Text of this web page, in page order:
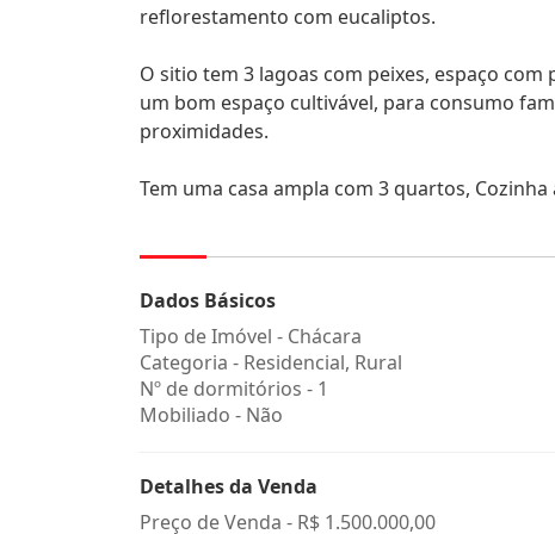
reflorestamento com eucaliptos.
O sitio tem 3 lagoas com peixes, espaço
um bom espaço cultivável, para consumo
proximidades.
Tem uma casa ampla com 3 quartos,
Dados Básicos
Tipo de Imóvel - Chácara
Categoria - Residencial, Rural
Nº de dormitórios - 1
Mobiliado - Não
Detalhes da Venda
Preço de Venda - R$ 1.500.000,00